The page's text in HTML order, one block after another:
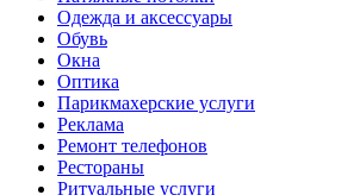
Одежда и аксессуары
Обувь
Окна
Оптика
Парикмахерские услуги
Реклама
Ремонт телефонов
Рестораны
Ритуальные услуги